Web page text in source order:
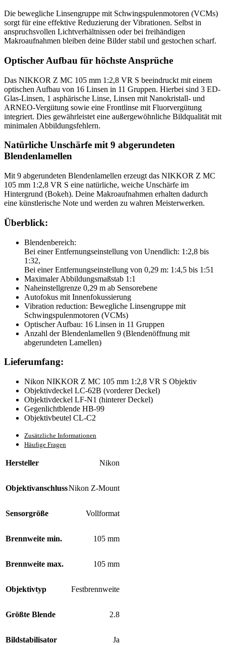
Die bewegliche Linsengruppe mit Schwingspulenmotoren (VCMs)
sorgt für eine effektive Reduzierung der Vibrationen. Selbst in
anspruchsvollen Lichtverhältnissen oder bei freihändigen
Makroaufnahmen bleiben deine Bilder stabil und gestochen scharf.
Optischer Aufbau für höchste Ansprüche
Das NIKKOR Z MC 105 mm 1:2,8 VR S beeindruckt mit einem
optischen Aufbau von 16 Linsen in 11 Gruppen. Hierbei sind 3 ED-
Glas-Linsen, 1 asphärische Linse, Linsen mit Nanokristall- und
ARNEO-Vergütung sowie eine Frontlinse mit Fluorvergütung
integriert. Dies gewährleistet eine außergewöhnliche Bildqualität mit
minimalen Abbildungsfehlern.
Natürliche Unschärfe mit 9 abgerundeten
Blendenlamellen
Mit 9 abgerundeten Blendenlamellen erzeugt das NIKKOR Z MC
105 mm 1:2,8 VR S eine natürliche, weiche Unschärfe im
Hintergrund (Bokeh). Deine Makroaufnahmen erhalten dadurch
eine künstlerische Note und werden zu wahren Meisterwerken.
Überblick:
Blendenbereich:
Bei einer Entfernungseinstellung von Unendlich: 1:2,8 bis
1:32,
Bei einer Entfernungseinstellung von 0,29 m: 1:4,5 bis 1:51
Maximaler Abbildungsmaßstab 1:1
Naheinstellgrenze 0,29 m ab Sensorebene
Autofokus mit Innenfokussierung
Vibration reduction: Bewegliche Linsengruppe mit
Schwingspulenmotoren (VCMs)
Optischer Aufbau: 16 Linsen in 11 Gruppen
Anzahl der Blendenlamellen 9 (Blendenöffnung mit
abgerundeten Lamellen)
Lieferumfang:
Nikon NIKKOR Z MC 105 mm 1:2,8 VR S Objektiv
Objektivdeckel LC-62B (vorderer Deckel)
Objektivdeckel LF-N1 (hinterer Deckel)
Gegenlichtblende HB-99
Objektivbeutel CL-C2
Zusätzliche Informationen
Häufige Fragen
Hersteller Nikon
ObjektivanschlussNikon Z-Mount
Sensorgröße Vollformat
Brennweite min. 105 mm
Brennweite max. 105 mm
Objektivtyp Festbrennweite
Größte Blende 2.8
Bildstabilisator Ja